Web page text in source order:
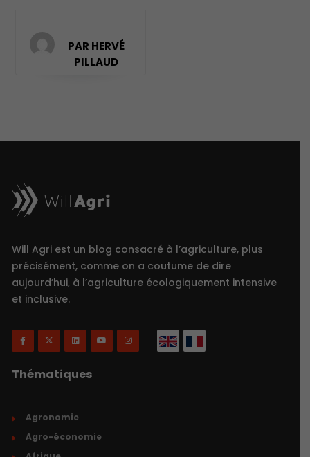
PAR HERVÉ
PILLAUD
Will Agri est un blog consacré à l’agriculture, plus
précisément, comme on a coutume de dire
aujourd’hui, à l’agriculture écologiquement intensive
et inclusive.
Thématiques
Agronomie
Agro-économie